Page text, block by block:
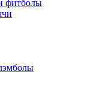
фитболы